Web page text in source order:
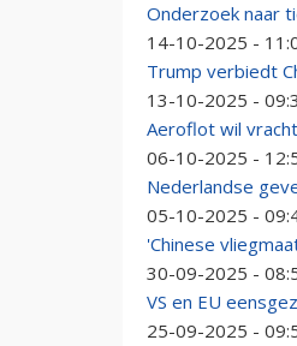
Onderzoek naar
14-10-2025 -
Trump verbiedt
13-10-2025 -
Aeroflot wil
06-10-2025 -
Nederlandse
05-10-2025 -
'Chinese
30-09-2025 -
VS en EU
25-09-2025 -